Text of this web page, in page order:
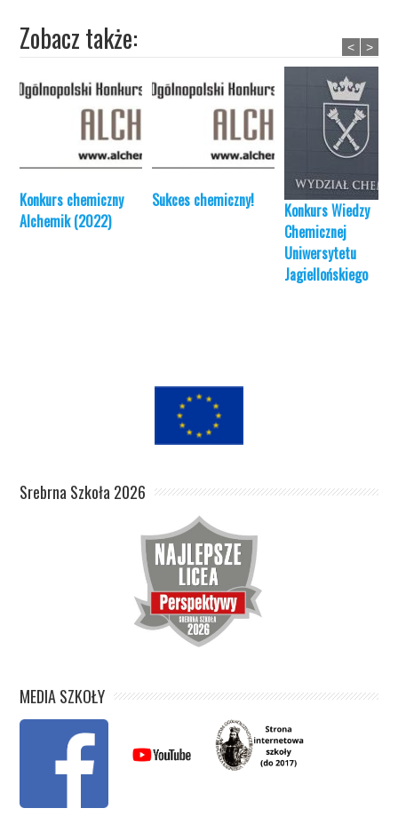
Zobacz także:
Konkurs chemiczny
Alchemik (2022)
Sukces chemiczny!
Konkurs Wiedzy
Chemicznej
Uniwersytetu
Jagiellońskiego
< >
Srebrna Szkoła 2026
MEDIA SZKOŁY